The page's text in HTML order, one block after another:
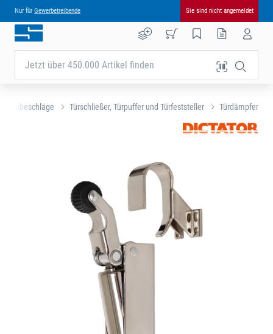
Nur für Gewerbetreibende Sie sind nicht angemeldet
Jetzt über 450.000 Artikel finden
Baubeschläge Türschließer, Türpuffer und Türfeststeller Türdämpfer